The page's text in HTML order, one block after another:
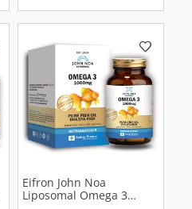
Eifron John Noa
Liposomal Omega 3